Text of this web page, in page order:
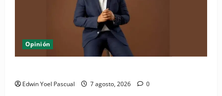
Opinión
Edwin Yoel Pascual 7 agosto, 2026 0